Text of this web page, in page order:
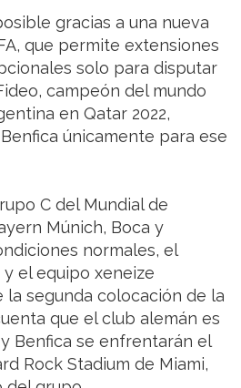
gracias a una nueva
que permite extensiones
solo para disputar
campeón del mundo
en Qatar 2022,
únicamente para ese
C del Mundial de
Múnich, Boca y
normales, el
el equipo xeneize
segunda colocación de la
que el club alemán es
Benfica se enfrentarán el
Rock Stadium de Miami,